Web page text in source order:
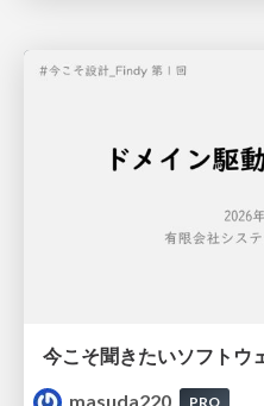
masuda220
PRO